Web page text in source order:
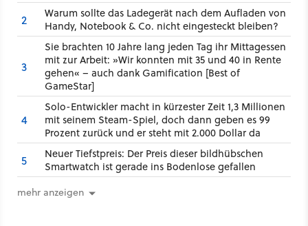
2
Warum sollte das Ladegerät nach dem Aufladen von
Handy, Notebook & Co. nicht eingesteckt bleiben?
3
Sie brachten 10 Jahre lang jeden Tag ihr Mittagessen
mit zur Arbeit: »Wir konnten mit 35 und 40 in Rente
gehen« – auch dank Gamification [Best of
GameStar]
4
Solo-Entwickler macht in kürzester Zeit 1,3 Millionen
mit seinem Steam-Spiel, doch dann geben es 99
Prozent zurück und er steht mit 2.000 Dollar da
5
Neuer Tiefstpreis: Der Preis dieser bildhübschen
Smartwatch ist gerade ins Bodenlose gefallen
mehr anzeigen